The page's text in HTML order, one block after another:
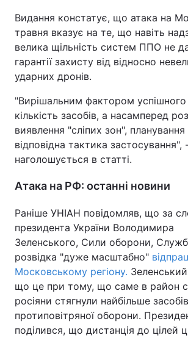
Видання констатує, що атака на
травня вказує на те, що навіть
велика щільність систем ППО не
гарантії захисту від відносно
ударних дронів.
"Вирішальним фактором
кількість засобів, а насамперед
виявлення "сліпих зон",
відповідна тактика застосування",
наголошується в статті.
Атака на РФ: останні новини
Раніше УНІАН повідомляв, що за
президента України Володимира
Зеленського, Сили оборони,
розвідка "дуже масштабно"
Московському регіону.
що це при тому, що саме в район
росіяни стягнули найбільше засобів
протиповітряної оборони.
поділився, що дистанція до цілей